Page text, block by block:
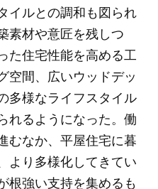
イルとの調和も図られ
素材や意匠を残しつ
た住宅性能を高める工
空間、広いウッドデッ
多様なライフスタイル
れるようになった。働
むなか、平屋住宅に暮
より多様化してきてい
根強い支持を集めるも